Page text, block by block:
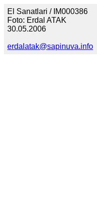
El Sanatlari / IM000386
Foto: Erdal ATAK
30.05.2006
erdalatak@sapinuva.info